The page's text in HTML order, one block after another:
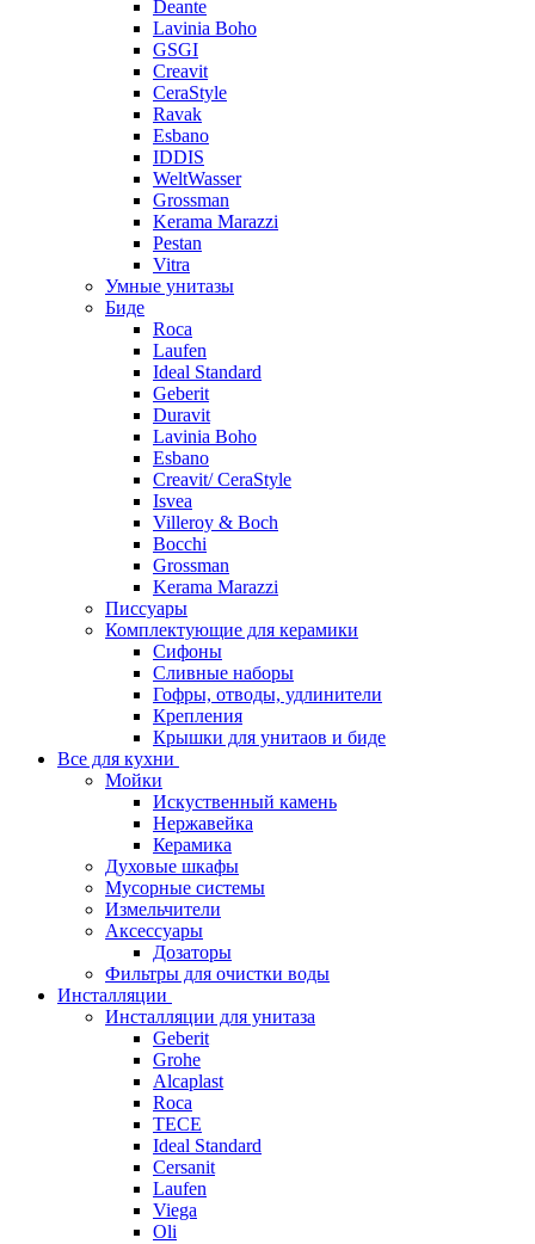
Deante
Lavinia Boho
GSGI
Creavit
CeraStyle
Ravak
Esbano
IDDIS
WeltWasser
Grossman
Kerama Marazzi
Pestan
Vitra
Умные унитазы
Биде
Roca
Laufen
Ideal Standard
Geberit
Duravit
Lavinia Boho
Esbano
Creavit/ CeraStyle
Isvea
Villeroy & Boch
Bocchi
Grossman
Kerama Marazzi
Писсуары
Комплектующие для керамики
Сифоны
Сливные наборы
Гофры, отводы, удлинители
Крепления
Крышки для унитаов и биде
Все для кухни
Мойки
Искуственный камень
Нержавейка
Керамика
Духовые шкафы
Мусорные системы
Измельчители
Аксессуары
Дозаторы
Фильтры для очистки воды
Инсталляции
Инсталляции для унитаза
Geberit
Grohe
Alcaplast
Roca
TECE
Ideal Standard
Cersanit
Laufen
Viega
Oli